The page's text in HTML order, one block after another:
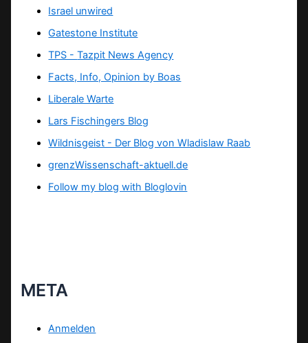
Israel unwired
Gatestone Institute
TPS -Tazpit News Agency
Facts, Info, Opinion by Boas
Liberale Warte
Lars Fischingers Blog
Wildnisgeist - Der Blog von Wladislaw Raab
grenzWissenschaft-aktuell.de
Follow my blog with Bloglovin
META
Anmelden